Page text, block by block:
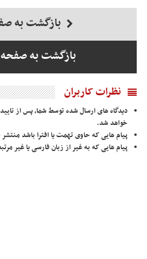
بازگشت به
بازگشت به صفحه
نظرات کاربران
دیدگاه های ارسال شده توسط شما، پس از
خواهد شد.
پیام هایی که حاوی تهمت یا افترا باشد
پیام هایی که به غیر از زبان فارسی یا غیر